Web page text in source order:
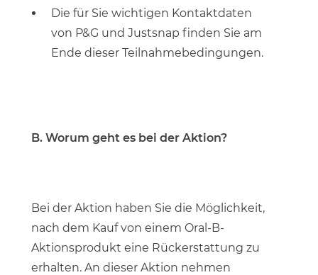
Die für Sie wichtigen Kontaktdaten
von P&G und Justsnap finden Sie am
Ende dieser Teilnahmebedingungen.
B. Worum geht es bei der Aktion?
Bei der Aktion haben Sie die Möglichkeit,
nach dem Kauf von einem Oral-B-
Aktionsprodukt eine Rückerstattung zu
erhalten. An dieser Aktion nehmen